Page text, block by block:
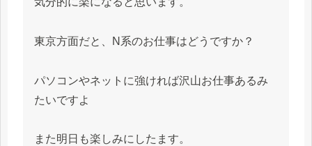
東京方面だと、N系のお仕事はどうですか？
パソコンやネットに強ければ沢山お仕事あるみ
たいですよ
また明日も楽しみにしたます。